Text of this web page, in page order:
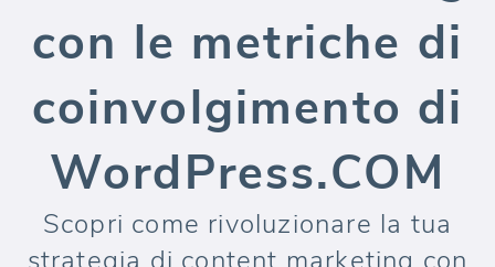
con le metriche di
coinvolgimento di
WordPress.COM
Scopri come rivoluzionare la tua